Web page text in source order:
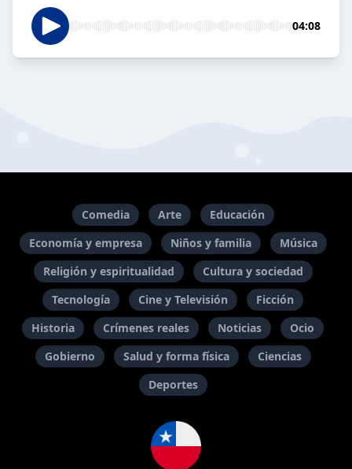
04:08
Comedia Arte
Educación
Economía y empresa
Niños y familia
Música
Religión y espiritualidad
Cultura y sociedad
Tecnología
Cine y Televisión
Ficción
Historia
Crímenes reales Noticias
Ocio
Gobierno
Salud y forma física
Ciencias
Deportes